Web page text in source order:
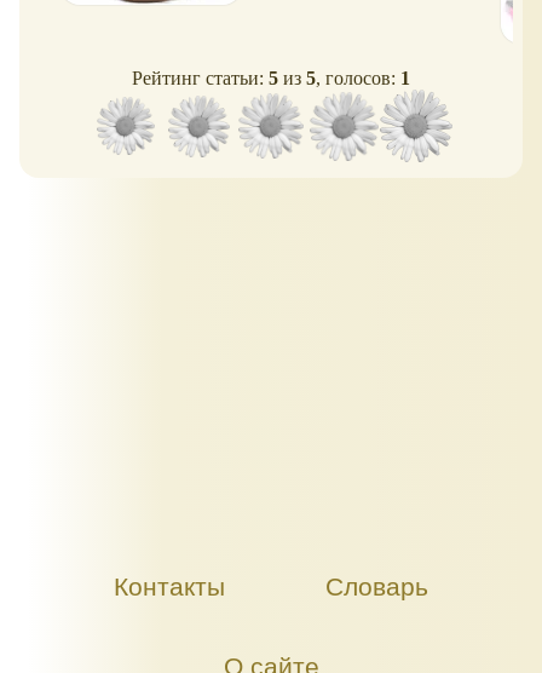
Рейтинг статьи: 5 из 5, голосов: 1
Контакты Словарь
О сайте